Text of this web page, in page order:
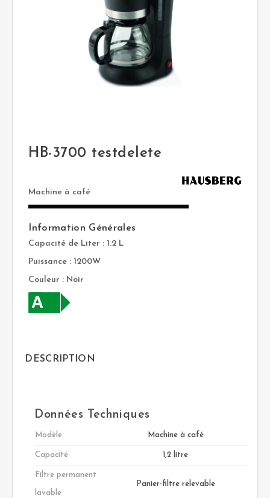
HB-3700 testdelete
Machine à café
Information Générales
Capacité de Liter : 1.2 L
Puissance : 1200W
Couleur : Noir
DESCRIPTION
Données Techniques
Modèle Machine à café
Capacité 1,2 litre
Filtre permanent
lavable
Panier-filtre relevable